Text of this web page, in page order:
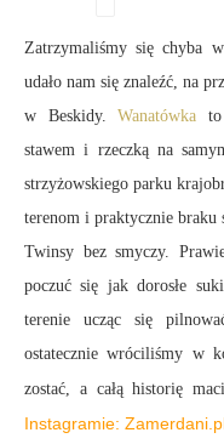
Zatrzymaliśmy się chyba
udało nam się znaleźć, na
w Beskidy.Wanatówka to
stawem i rzeczką na
strzyżowskiego parku
terenom i praktycznie braku
Twinsy bez smyczy.
poczuć się jak dorosłe
terenie ucząc się
ostatecznie wróciliśmy w
zostać, a całą historię
Instagramie: